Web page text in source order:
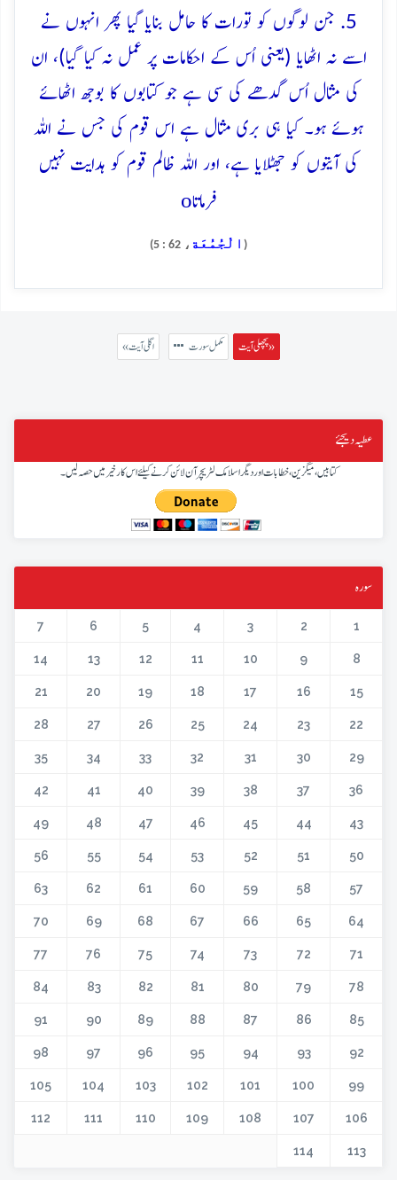
5. جن لوگوں کو تورات کا حامل بنایا گیا پھر انہوں نے
اسے نہ اٹھایا (يعنى اُس كے احكامات پر عمل نہ كيا گيا)، ان
کی مثال اُس گدھے کی سی ہے جو کتابوں کا بوجھ اٹھائے
ہوئے ہو۔ کیا ہی بری مثال ہے اس قوم کی جس نے اللہ
کی آیتوں کو جھٹلایا ہے، اور اللہ ظالم قوم کو ہدایت نہیں
فرماتاo
( الْجُمُعَة ، 62 : 5)
پچھلی آیت » مکمل سورت « اگلی آیت
عطیہ دیجئے
کتابیں، میگزین، خطابات اور دیگر اسلامک لٹریچر آن لائن کرنے کیلئے اس کار خیر میں حصہ لیں۔
سورہ
1
2
3
4
5
6
7
8
9
10
11
12
13
14
15
16
17
18
19
20
21
22
23
24
25
26
27
28
29
30
31
32
33
34
35
36
37
38
39
40
41
42
43
44
45
46
47
48
49
50
51
52
53
54
55
56
57
58
59
60
61
62
63
64
65
66
67
68
69
70
71
72
73
74
75
76
77
78
79
80
81
82
83
84
85
86
87
88
89
90
91
92
93
94
95
96
97
98
99
100
101
102
103
104
105
106
107
108
109
110
111
112
113
114